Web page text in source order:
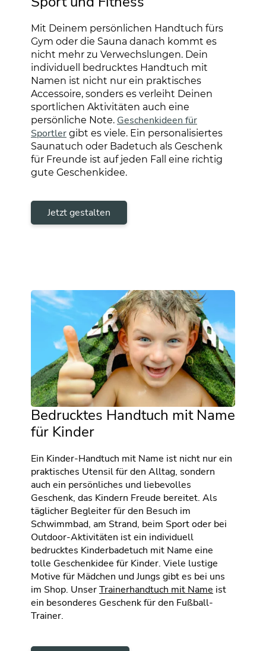
Mit Deinem persönlichen Handtuch fürs
Gym oder die Sauna danach kommt es
nicht mehr zu Verwechslungen. Dein
individuell bedrucktes Handtuch mit
Namen ist nicht nur ein praktisches
Accessoire, sonders es verleiht Deinen
sportlichen Aktivitäten auch eine
persönliche Note. Geschenkideen für
Sportler gibt es viele. Ein personalisiertes
Saunatuch oder Badetuch als Geschenk
für Freunde ist auf jeden Fall eine richtig
gute Geschenkidee.
Jetzt gestalten
Bedrucktes Handtuch mit Name
für Kinder
Ein Kinder-Handtuch mit Name ist nicht nur ein
praktisches Utensil für den Alltag, sondern
auch ein persönliches und liebevolles
Geschenk, das Kindern Freude bereitet. Als
täglicher Begleiter für den Besuch im
Schwimmbad, am Strand, beim Sport oder bei
Outdoor-Aktivitäten ist ein individuell
bedrucktes Kinderbadetuch mit Name eine
tolle Geschenkidee für Kinder. Viele lustige
Motive für Mädchen und Jungs gibt es bei uns
im Shop. UnserTrainerhandtuch mit Name ist
ein besonderes Geschenk für den Fußball-
Trainer.